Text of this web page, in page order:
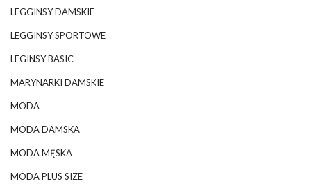
LEGGINSY DAMSKIE
LEGGINSY SPORTOWE
LEGINSY BASIC
MARYNARKI DAMSKIE
MODA
MODA DAMSKA
MODA MĘSKA
MODA PLUS SIZE